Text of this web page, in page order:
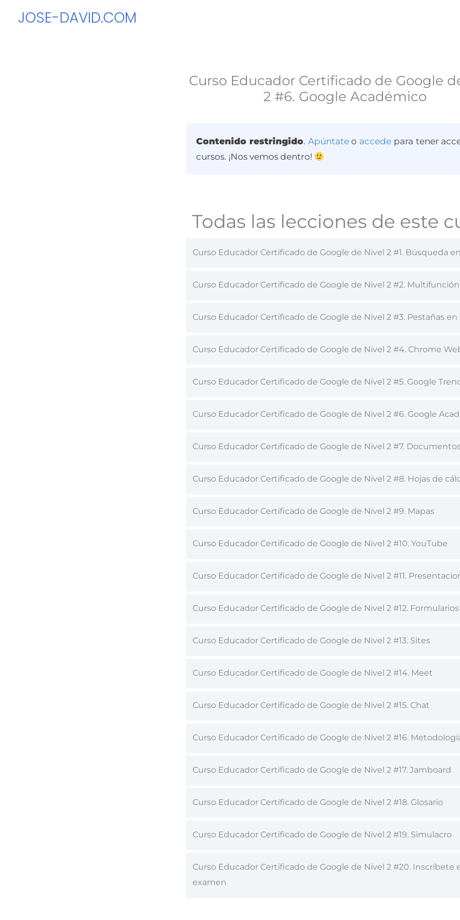
JOSE-DAVID.COM
Curso Educador Certificado de Google
2 #6. Google Académico
Contenido restringido. Apúntateo accede para tener
cursos. ¡Nos vemos dentro!
Todas las lecciones de este
Curso Educador Certificado de Google de Nivel 2 #1. Búsqueda
Curso Educador Certificado de Google de Nivel 2 #2.
Curso Educador Certificado de Google de Nivel 2 #3. Pestañas
Curso Educador Certificado de Google de Nivel 2 #4. Chrome
Curso Educador Certificado de Google de Nivel 2 #5. Google
Curso Educador Certificado de Google de Nivel 2 #6. Google
Curso Educador Certificado de Google de Nivel 2 #7.
Curso Educador Certificado de Google de Nivel 2 #8. Hojas de
Curso Educador Certificado de Google de Nivel 2 #9. Mapas
Curso Educador Certificado de Google de Nivel 2 #10. YouTube
Curso Educador Certificado de Google de Nivel 2 #11.
Curso Educador Certificado de Google de Nivel 2 #12. Formularios
Curso Educador Certificado de Google de Nivel 2 #13. Sites
Curso Educador Certificado de Google de Nivel 2 #14. Meet
Curso Educador Certificado de Google de Nivel 2 #15. Chat
Curso Educador Certificado de Google de Nivel 2 #16.
Curso Educador Certificado de Google de Nivel 2 #17. Jamboard
Curso Educador Certificado de Google de Nivel 2 #18. Glosario
Curso Educador Certificado de Google de Nivel 2 #19. Simulacro
Curso Educador Certificado de Google de Nivel 2 #20. Inscríbete
examen